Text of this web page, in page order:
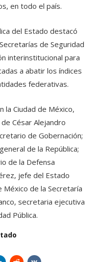
en todo el país.
del Estado destacó
de Seguridad
interinstitucional para
a abatir los índices
federativas.
la Ciudad de México,
César Alejandro
de Gobernación;
de la República;
de la Defensa
jefe del Estado
México de la Secretaría
secretaria ejecutiva
Pública.